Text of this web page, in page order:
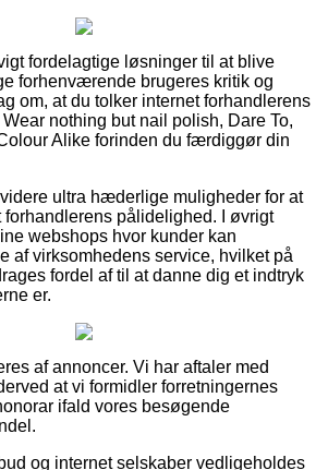
fordelagtige løsninger til at blive
forhenværende brugeres kritik og
om, at du tolker internet forhandlerens
nothing but nail polish, Dare To,
Alike forinden du færdiggør din
ultra hæderlige muligheder for at
forhandlerens pålidelighed. I øvrigt
webshops hvor kunder kan
af virksomhedens service, hvilket på
fordel af til at danne dig et indtryk
er.
af annoncer. Vi har aftaler med
at vi formidler forretningernes
ifald vores besøgende
og internet selskaber vedligeholdes